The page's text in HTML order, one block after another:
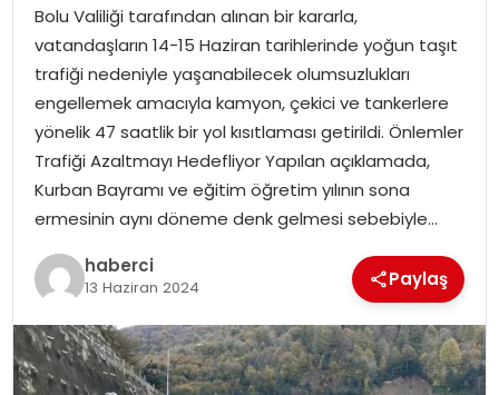
Bolu Valiliği tarafından alınan bir kararla,
vatandaşların 14-15 Haziran tarihlerinde yoğun taşıt
trafiği nedeniyle yaşanabilecek olumsuzlukları
engellemek amacıyla kamyon, çekici ve tankerlere
yönelik 47 saatlik bir yol kısıtlaması getirildi. Önlemler
Trafiği Azaltmayı Hedefliyor Yapılan açıklamada,
Kurban Bayramı ve eğitim öğretim yılının sona
ermesinin aynı döneme denk gelmesi sebebiyle…
haberci
13 Haziran 2024 Paylaş